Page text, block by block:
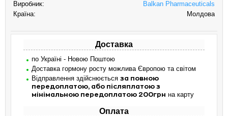
Виробник:
Balkan Pharmaceuticals
Країна:
Молдова
Доставка
по Україні - Новою Поштою
Доставка гормону росту можлива Європою та світом
Відправлення здійснюється за повною
передоплатою, або післяплатою з
мінімальною передоплатою 200грн на карту
Оплата